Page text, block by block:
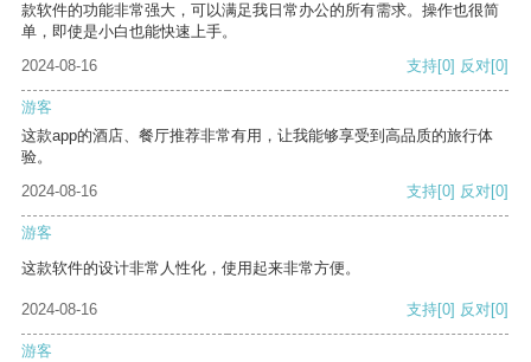
款软件的功能非常强大，可以满足我日常办公的所有需求。操作也很简
单，即使是小白也能快速上手。
2024-08-16
支持[0] 反对[0]
游客
这款app的酒店、餐厅推荐非常有用，让我能够享受到高品质的旅行体
验。
2024-08-16
支持[0] 反对[0]
游客
这款软件的设计非常人性化，使用起来非常方便。
2024-08-16 支持[0] 反对[0]
游客